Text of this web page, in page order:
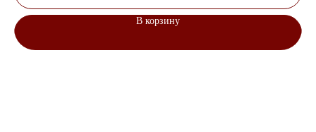
В корзину